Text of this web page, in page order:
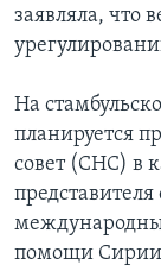
заявляла, что
На
планируется
совет (СНС) в
помощи Сирии